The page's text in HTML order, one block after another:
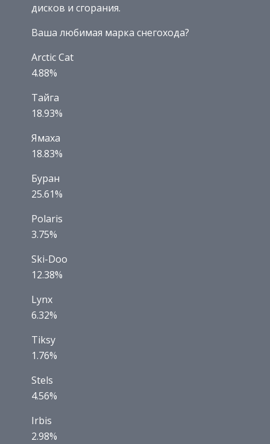
дисков и сгорания.
Ваша любимая марка снегохода?
Arctic Cat
4.88%
Тайга
18.93%
Ямаха
18.83%
Буран
25.61%
Polaris
3.75%
Ski-Doo
12.38%
Lynx
6.32%
Tiksy
1.76%
Stels
4.56%
Irbis
2.98%